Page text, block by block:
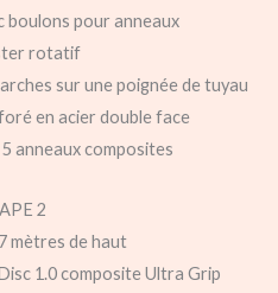
boulons pour anneaux
rotatif
sur une poignée de tuyau
en acier double face
anneaux composites
2
mètres de haut
1.0 composite Ultra Grip